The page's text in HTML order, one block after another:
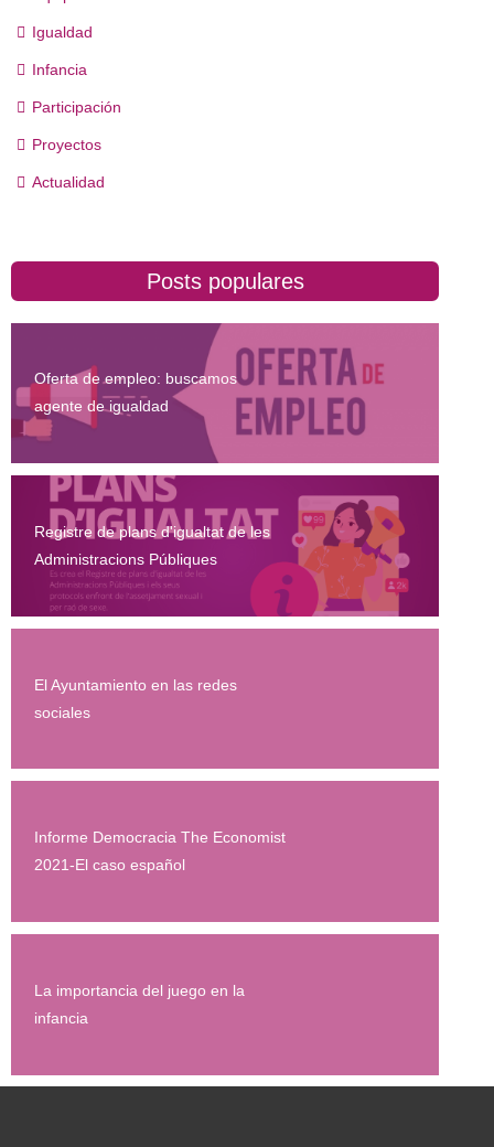
Igualdad
Infancia
Participación
Proyectos
Actualidad
Posts populares
Oferta de empleo: buscamos
agente de igualdad
Registre de plans d'igualtat de les
Administracions Públiques
El Ayuntamiento en las redes
sociales
Informe Democracia The Economist
2021-El caso español
La importancia del juego en la
infancia